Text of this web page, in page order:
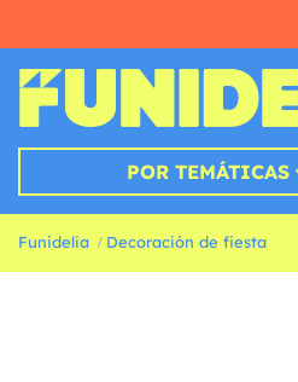
POR TEMÁTICAS
Funidelia Decoración de fiesta